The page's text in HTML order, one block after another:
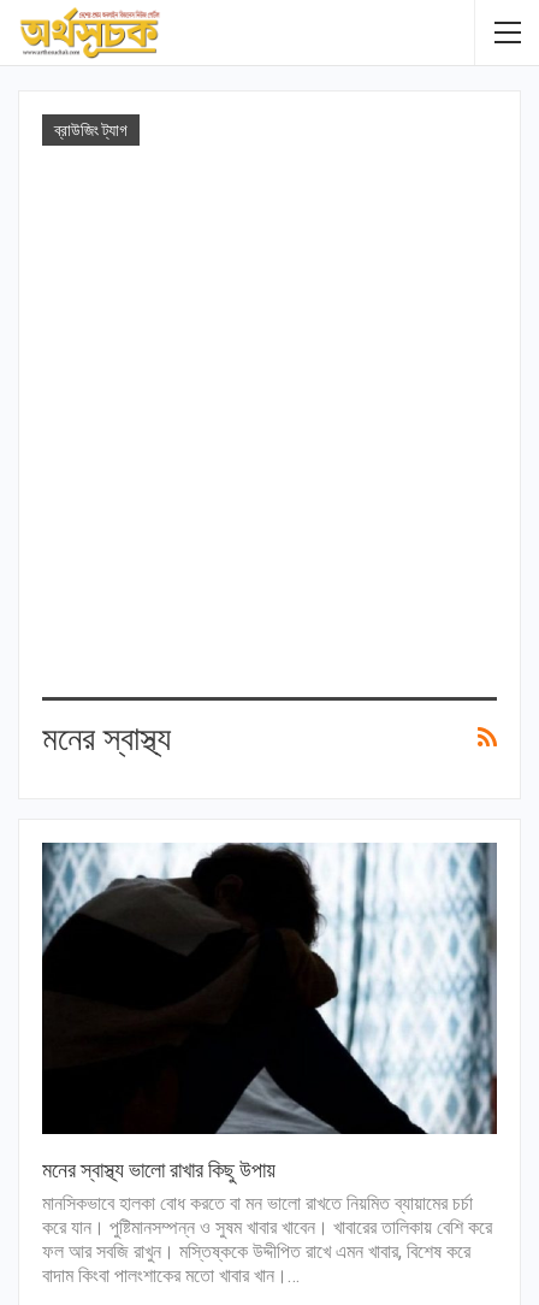
ব্রাউজিং ট্যাগ
মনের স্বাস্থ্য
মনের স্বাস্থ্য ভালো রাখার কিছু উপায়
মানসিকভাবে হালকা বোধ করতে বা মন ভালো রাখতে নিয়মিত ব্যায়ামের চর্চা
করে যান। পুষ্টিমানসম্পন্ন ও সুষম খাবার খাবেন। খাবারের তালিকায় বেশি করে
ফল আর সবজি রাখুন। মস্তিষ্ককে উদ্দীপিত রাখে এমন খাবার, বিশেষ করে
বাদাম কিংবা পালংশাকের মতো খাবার খান।…